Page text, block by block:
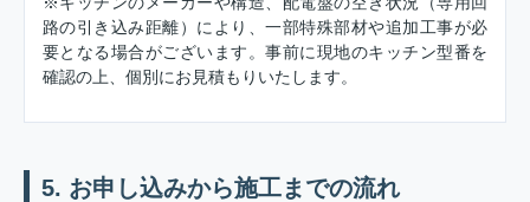
路の引き込み距離）により、一部特殊部材や追加工事が必
要となる場合がございます。事前に現地のキッチン型番を
確認の上、個別にお見積もりいたします。
5. お申し込みから施工までの流れ